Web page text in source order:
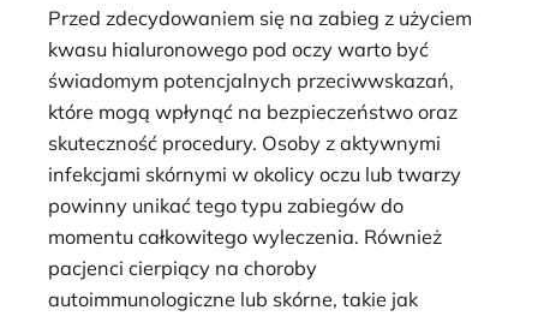
Przed zdecydowaniem się na zabieg z użyciem
kwasu hialuronowego pod oczy warto być
świadomym potencjalnych przeciwwskazań,
które mogą wpłynąć na bezpieczeństwo oraz
skuteczność procedury. Osoby z aktywnymi
infekcjami skórnymi w okolicy oczu lub twarzy
powinny unikać tego typu zabiegów do
momentu całkowitego wyleczenia. Również
pacjenci cierpiący na choroby
autoimmunologiczne lub skórne, takie jak